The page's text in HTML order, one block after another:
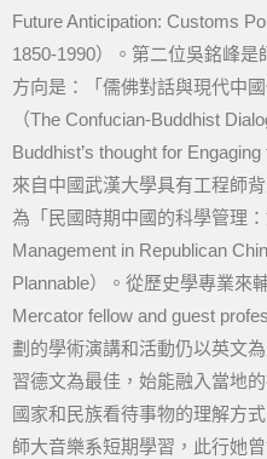
Future Anticipation: Customs
1850-1990）。第二位吳銘峰
方向是：「儒佛對話與現代中
（The Confucian-Buddhist
Buddhist’s thought for
來自中國武漢大學具有工程師
為「民國時期中國的科學管理
Management in Republican
Plannable）。從歷史學專業來
Mercator fellow and guest
劃的學術演講和活動仍以英文
習德文為最佳，始能融入當地
國家和民族看待事物的理解方
師大音樂系短期學習，此行她